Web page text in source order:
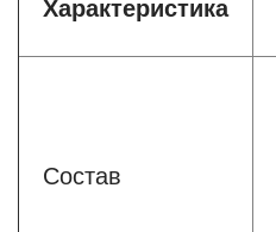
Характеристика
Состав